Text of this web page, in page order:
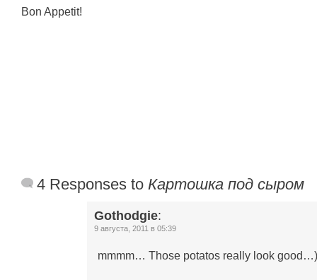
Bon Appetit!
4 Responses to Картошка под сыром
Gothodgie:
9 августа, 2011 в 05:39
mmmm… Those potatos really look